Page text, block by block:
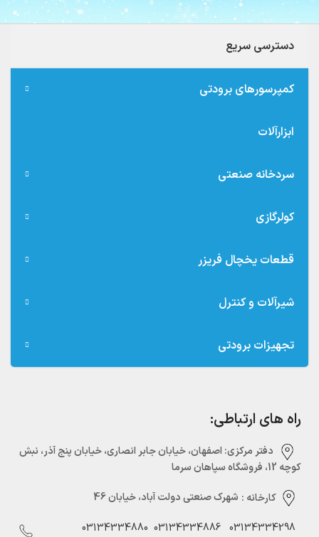
دسترسی سریع
کمپرسورهای برودتی
ابزارآلات
سردخانه صنعتی
کولرگازی
قطعات یخچال فریزر
شیرآلات و کنترل
تجهیزات برودتی
راه های ارتباطی:
دفتر مرکزی:‌ اصفهان، خیابان جابر انصاری، خیابان پنج آذر، نبش
کوچه 12، فروشگاه سپاهان سرما
کارخانه : شهرک صنعتی دولت آباد، خیابان 46
03134334298
03134334886
03134334880